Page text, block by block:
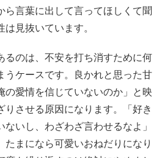
ら言葉に出して言ってほしくて聞
見抜いています。
るのは、不安を打ち消すために何
うケースです。良かれと思った甘
の愛情を信じていないのか」と映
りさせる原因になります。「好き
ないし、わざわざ言わせるなよ」
たまになら可愛いおねだりになり